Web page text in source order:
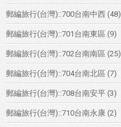
郵編旅行(台灣)::700台南中西 (48)
郵編旅行(台灣)::701台南東區 (9)
郵編旅行(台灣)::702台南南區 (25)
郵編旅行(台灣)::704台南北區 (7)
郵編旅行(台灣)::708台南安平 (3)
郵編旅行(台灣)::710台南永康 (2)